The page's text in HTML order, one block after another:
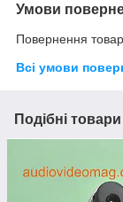
Умови
Повернення
Всі умови
Подібні